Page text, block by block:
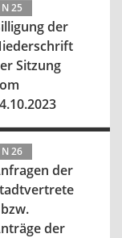
N 25
der
Sitzung
N 26
der
der